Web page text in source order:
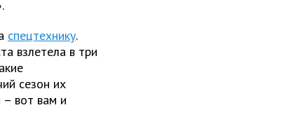
спецтехнику.
взлетела в три
сезон их
вот вам и